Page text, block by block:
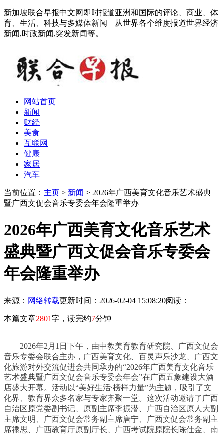
新加坡联合早报中文网即时报道亚洲和国际的评论、商业、体
育、生活、科技与多媒体新闻，从世界各个维度报道世界经济
新闻,时政新闻,突发新闻等。
网站首页
新闻
财经
美食
互联网
健康
家居
汽车
当前位置： 主页 > 新闻 > 2026年广西美育文化音乐艺术盛典
暨广西文促会音乐专委会年会隆重举办
2026年广西美育文化音乐艺术
盛典暨广西文促会音乐专委会
年会隆重举办
来源： 网络转载更新时间：2026-02-04 15:08:20阅读：
本篇文章2801字，读完约7分钟
2026年2月1日下午，由中教美育教育研究院、广西文促会
音乐专委会联合主办，广西美育文化、百灵声乐沙龙、广西文
化旅游对外交流促进会共同承办的“2026年广西美育文化音乐
艺术盛典暨广西文促会音乐专委会年会”在广西五象建设大酒
店盛大开幕。活动以“美好生活·榜样力量”为主题，吸引了文
化界、教育界众多名家与专家齐聚一堂。这次活动邀请了广西
自治区原党委副书记、原副主席李振潜、广西自治区原人大副
主席文明、广西文促会常务副主席唐宁、广西文促会常务副主
席禤思、广西教育厅原副厅长、广西考试院原院长陈仕金、南